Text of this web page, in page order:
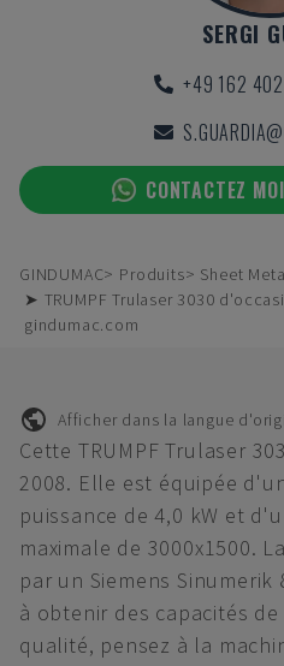
SERGI
+49 162
CONTACTEZ
GINDUMAC Produits
Sheet
➤ TRUMPF Trulaser 3030
gindumac.com
Afficher dans la langue
Cette TRUMPF Trulaser
2008. Elle est équipée
puissance de 4,0 kW et
maximale de 3000x1500.
par un Siemens Sinumerik
à obtenir des capacités
qualité, pensez à la